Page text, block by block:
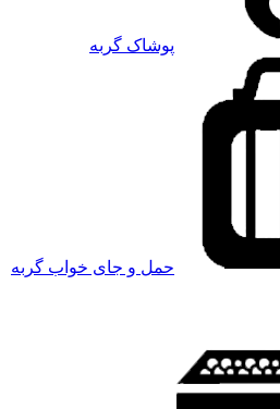
پوشاک گربه
حمل و جای خواب گربه